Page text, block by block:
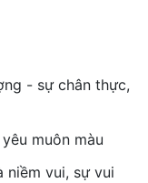
- sự chân thực,
muôn màu
niềm vui, sự vui